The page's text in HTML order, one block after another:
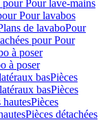
pour Pour lave-mains
Pour lavabos
de lavaboPour
pour Pour
à poser
à poser
basPièces
basPièces
Pièces
Pièces détachées